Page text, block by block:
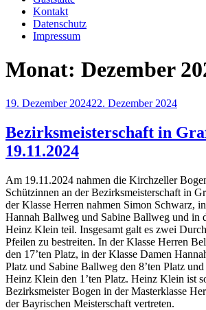
Kontakt
Datenschutz
Impressum
Monat: Dezember
Veröffentlicht
19. Dezember 202422. Dezember 2024
Bezirksmeisterschaft in
19.11.2024
Am 19.11.2024 nahmen die Kirchzeller
Schützinnen an der Bezirksmeisterschaft in
der Klasse Herren nahmen Simon Schwarz,
Hannah Ballweg und Sabine Ballweg und in
Heinz Klein teil. Insgesamt galt es zwei
Pfeilen zu bestreiten. In der Klasse Herren
den 17’ten Platz, in der Klasse Damen
Platz und Sabine Ballweg den 8’ten Platz
Heinz Klein den 1’ten Platz. Heinz Klein ist
Bezirksmeister Bogen in der Masterklasse
der Bayrischen Meisterschaft vertreten.